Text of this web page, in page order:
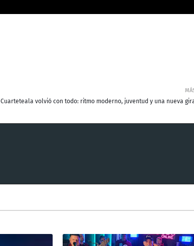
Cuarteteala volvió con todo: ritmo moderno, juventud y una nueva